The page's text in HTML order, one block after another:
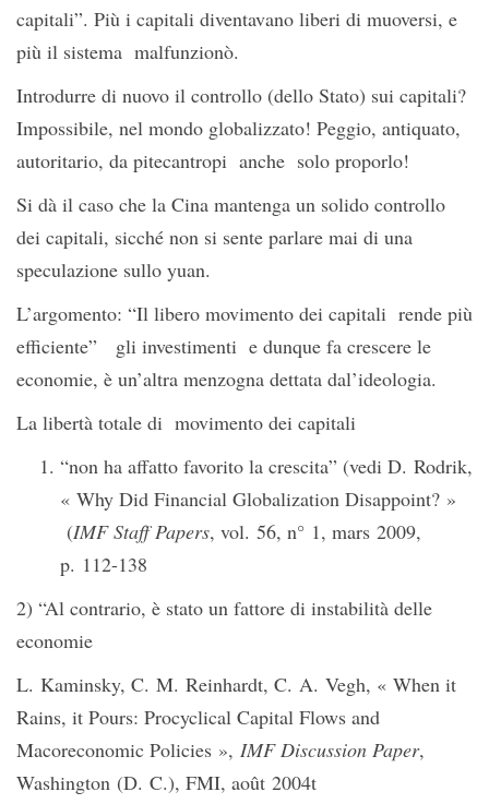
capitali”. Più i capitali diventavano liberi di muoversi, e
più il sistema malfunzionò.
Introdurre di nuovo il controllo (dello Stato) sui capitali?
Impossibile, nel mondo globalizzato! Peggio, antiquato,
autoritario, da pitecantropi anche solo proporlo!
Si dà il caso che la Cina mantenga un solido controllo
dei capitali, sicché non si sente parlare mai di una
speculazione sullo yuan.
L’argomento: “Il libero movimento dei capitali rende più
efficiente” gli investimenti e dunque fa crescere le
economie, è un’altra menzogna dettata dal’ideologia.
La libertà totale di movimento dei capitali
“non ha affatto favorito la crescita” (vedi D. Rodrik,
« Why Did Financial Globalization Disappoint? »
(IMF Staff Papers, vol. 56, n° 1, mars 2009,
p. 112-138
2) “Al contrario, è stato un fattore di instabilità delle
economie
L. Kaminsky, C. M. Reinhardt, C. A. Vegh, « When it
Rains, it Pours: Procyclical Capital Flows and
Macoreconomic Policies », IMF Discussion Paper,
Washington (D. C.), FMI, août 2004t